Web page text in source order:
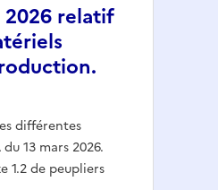
relatif
différentes
13 mars 2026.
1.2 de peupliers